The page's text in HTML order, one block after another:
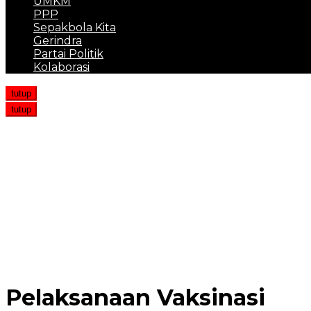
PPP
Sepakbola Kita
Gerindra
Partai Politik
Kolaborasi
tutup
tutup
Pelaksanaan Vaksinasi